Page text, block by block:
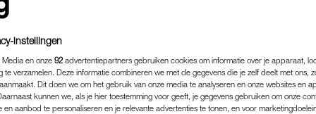
instellingen
en onze 92 advertentiepartners gebruiken cookies om informatie over je apparaat,
te verzamelen. Deze informatie combineren we met de gegevens die je zelf deelt met ons,
Dit doen we om het gebruik van onze media te analyseren en onze websites en
kunnen we, als je hier toestemming voor geeft, je gegevens gebruiken om onze
en aanbod te personaliseren en je relevante advertenties te tonen, en voor